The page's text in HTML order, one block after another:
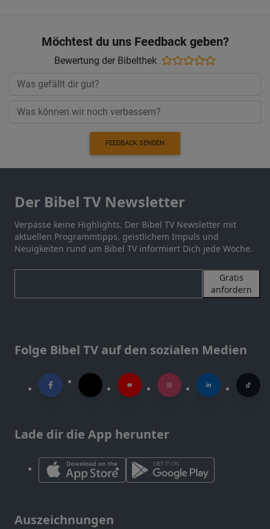
Möchtest du uns Feedback geben?
Bewertung der Bibelthek
FEEDBACK SENDEN
Der Bibel TV Newsletter
Verpasse keine Highlights. Der Bibel TV Newsletter mit
aktuellen Programmtipps, geistlichem Impuls und
Neuigkeiten rund um Bibel TV informiert Dich jede Woche.
Gratis
anfordern
Folge Bibel TV auf den sozialen Medien
Lade dir die App herunter
Auszeichnungen